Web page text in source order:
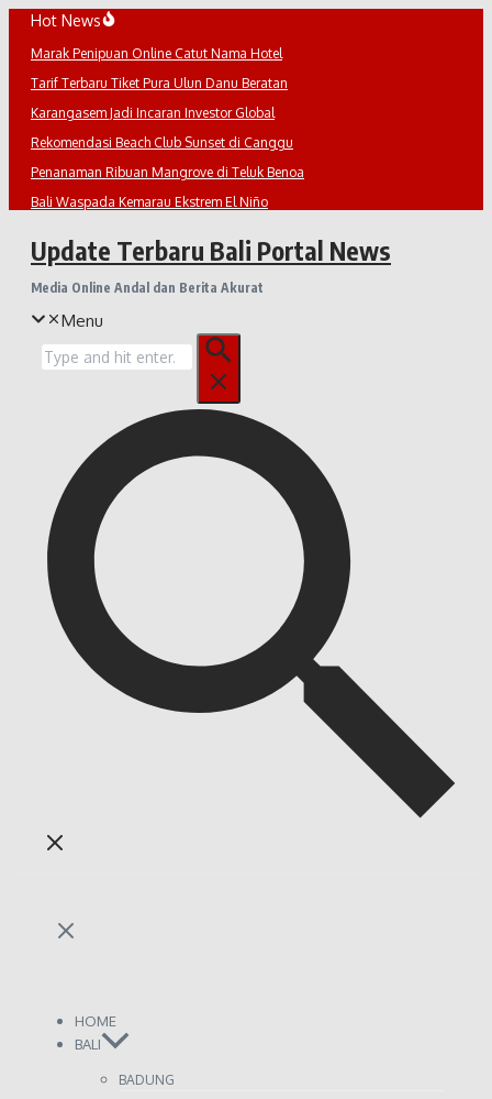
Lewati
konten
Hot News
Marak Penipuan Online Catut Nama Hotel
Tarif Terbaru Tiket Pura Ulun Danu Beratan
Karangasem Jadi Incaran Investor Global
Rekomendasi Beach Club Sunset di Canggu
Penanaman Ribuan Mangrove di Teluk Benoa
Bali Waspada Kemarau Ekstrem El Niño
Update Terbaru Bali Portal News
Media Online Andal dan Berita Akurat
Menu
Pencarian
untuk:
HOME
BALI
BADUNG